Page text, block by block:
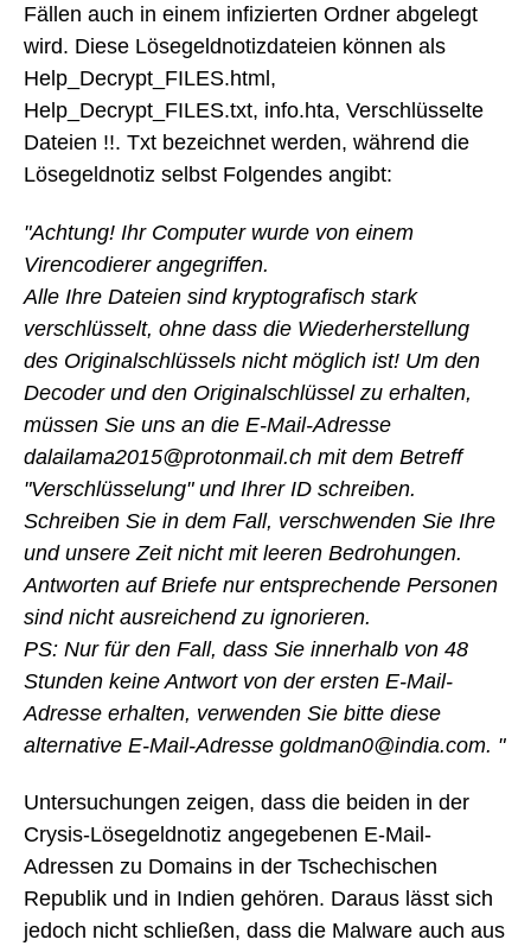
Fällen auch in einem infizierten Ordner abgelegt
wird. Diese Lösegeldnotizdateien können als
Help_Decrypt_FILES.html,
Help_Decrypt_FILES.txt, info.hta, Verschlüsselte
Dateien !!. Txt bezeichnet werden, während die
Lösegeldnotiz selbst Folgendes angibt:
"Achtung! Ihr Computer wurde von einem
Virencodierer angegriffen.
Alle Ihre Dateien sind kryptografisch stark
verschlüsselt, ohne dass die Wiederherstellung
des Originalschlüssels nicht möglich ist! Um den
Decoder und den Originalschlüssel zu erhalten,
müssen Sie uns an die E-Mail-Adresse
dalailama2015@protonmail.ch mit dem Betreff
"Verschlüsselung" und Ihrer ID schreiben.
Schreiben Sie in dem Fall, verschwenden Sie Ihre
und unsere Zeit nicht mit leeren Bedrohungen.
Antworten auf Briefe nur entsprechende Personen
sind nicht ausreichend zu ignorieren.
PS: Nur für den Fall, dass Sie innerhalb von 48
Stunden keine Antwort von der ersten E-Mail-
Adresse erhalten, verwenden Sie bitte diese
alternative E-Mail-Adresse goldman0@india.com. "
Untersuchungen zeigen, dass die beiden in der
Crysis-Lösegeldnotiz angegebenen E-Mail-
Adressen zu Domains in der Tschechischen
Republik und in Indien gehören. Daraus lässt sich
jedoch nicht schließen, dass die Malware auch aus